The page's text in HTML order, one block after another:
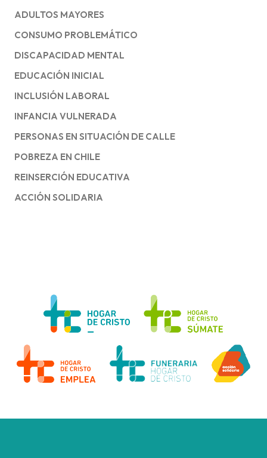
ADULTOS MAYORES
CONSUMO PROBLEMÁTICO
DISCAPACIDAD MENTAL
EDUCACIÓN INICIAL
INCLUSIÓN LABORAL
INFANCIA VULNERADA
PERSONAS EN SITUACIÓN DE CALLE
POBREZA EN CHILE
REINSERCIÓN EDUCATIVA
ACCIÓN SOLIDARIA